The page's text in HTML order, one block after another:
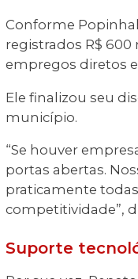
Conforme
registrados R$
empregos diretos
Ele finalizou seu
município.
“Se houver
portas abertas.
praticamente
competitividade”,
Suporte